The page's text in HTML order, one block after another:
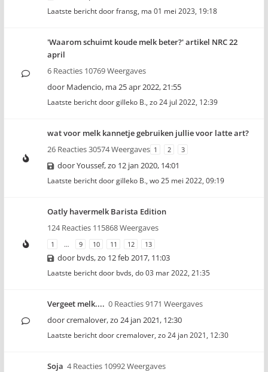
Laatste bericht doorfransg, ma 01 mei 2023, 19:18
'Waarom schuimt koude melk beter?' artikel NRC 22
april
6 Reacties 10769 Weergaves
door Madencio, ma 25 apr 2022, 21:55
Laatste bericht doorgilleko B., zo 24 jul 2022, 12:39
wat voor melk kannetje gebruiken jullie voor latte art?
26 Reacties 30574 Weergaves 1 2 3
doorYoussef,zo 12 jan 2020, 14:01
Laatste bericht doorgilleko B., wo 25 mei 2022, 09:19
Oatly havermelk Barista Edition
124 Reacties 115868 Weergaves
1 … 9 10 11 12 13
door bvds,zo 12 feb 2017, 11:03
Laatste bericht door bvds, do 03 mar 2022, 21:35
Vergeet melk.... 0 Reacties 9171 Weergaves
doorcremalover,zo 24 jan 2021, 12:30
Laatste bericht doorcremalover, zo 24 jan 2021, 12:30
Soja 4 Reacties 10992 Weergaves